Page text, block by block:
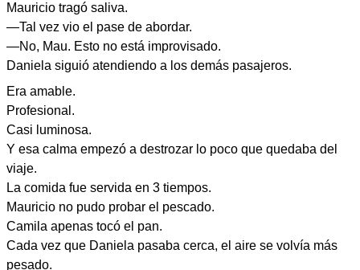
Mauricio tragó saliva.
—Tal vez vio el pase de abordar.
—No, Mau. Esto no está improvisado.
Daniela siguió atendiendo a los demás pasajeros.
Era amable.
Profesional.
Casi luminosa.
Y esa calma empezó a destrozar lo poco que quedaba del
viaje.
La comida fue servida en 3 tiempos.
Mauricio no pudo probar el pescado.
Camila apenas tocó el pan.
Cada vez que Daniela pasaba cerca, el aire se volvía más
pesado.